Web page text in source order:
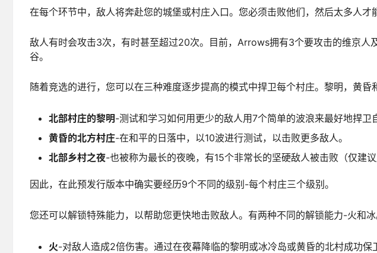
在每个环节中，敌人将奔赴您的城堡或村庄入口。您必须击败他们，然后太多人才
敌人有时会攻击3次，有时甚至超过20次。目前，Arrows拥有3个要攻击的维京人
谷。
随着竞选的进行，您可以在三种难度逐步提高的模式中捍卫每个村庄。黎明，黄昏
北部村庄的黎明-测试和学习如何用更少的敌人用7个简单的波浪来最好地捍卫
黄昏的北方村庄-在和平的日落中，以10波进行测试，以击败更多敌人。
北部乡村之夜-也被称为最长的夜晚，有15个非常长的坚硬敌人被击败（仅建议
因此，在此预发行版本中确实要经历9个不同的级别-每个村庄三个级别。
您还可以解锁特殊能力，以帮助您更快地击败敌人。有两种不同的解锁能力-火和冰
火-对敌人造成2倍伤害。通过在夜幕降临的黎明或冰冷岛或黄昏的北村成功保